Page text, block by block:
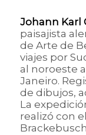
Johann Karl
paisajista
de Arte de
viajes por
al noroeste
Janeiro.
de dibujos,
La
realizó con